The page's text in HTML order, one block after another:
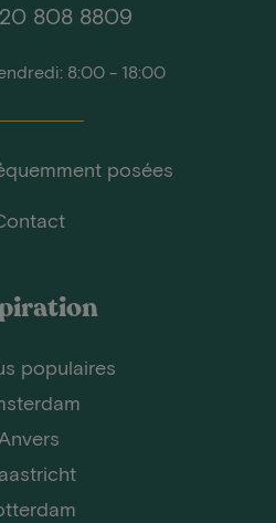
20 808 8809
8:00 - 18:00
posées
populaires